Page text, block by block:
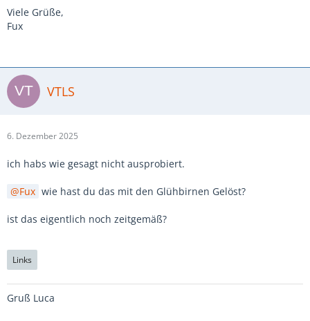
Viele Grüße,
Fux
VTLS
6. Dezember 2025
ich habs wie gesagt nicht ausprobiert.
Fux wie hast du das mit den Glühbirnen Gelöst?
ist das eigentlich noch zeitgemäß?
Links
Gruß Luca